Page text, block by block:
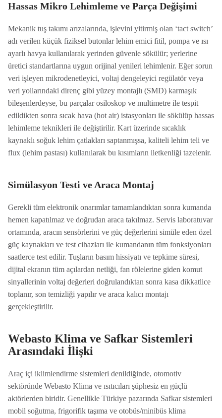
Hassas Mikro Lehimleme ve Parça Değişimi
Mekanik tuş takımı arızalarında, işlevini yitirmiş olan ‘tact switch’
adı verilen küçük fiziksel butonlar lehim emici fitil, pompa ve ısı
ayarlı havya kullanılarak yerinden güvenle sökülür; yerlerine
üretici standartlarına uygun orijinal yenileri lehimlenir. Eğer sorun
veri işleyen mikrodenetleyici, voltaj dengeleyici regülatör veya
veri yollarındaki direnç gibi yüzey montajlı (SMD) karmaşık
bileşenlerdeyse, bu parçalar osiloskop ve multimetre ile tespit
edildikten sonra sıcak hava (hot air) istasyonları ile sökülüp hassas
lehimleme teknikleri ile değiştirilir. Kart üzerinde sıcaklık
kaynaklı soğuk lehim çatlakları saptanmışsa, kaliteli lehim teli ve
flux (lehim pastası) kullanılarak bu kısımların iletkenliği tazelenir.
Simülasyon Testi ve Araca Montaj
Gerekli tüm elektronik onarımlar tamamlandıktan sonra kumanda
hemen kapatılmaz ve doğrudan araca takılmaz. Servis laboratuvar
ortamında, aracın sensörlerini ve güç değerlerini simüle eden özel
güç kaynakları ve test cihazları ile kumandanın tüm fonksiyonları
saatlerce test edilir. Tuşların basım hissiyatı ve tepkime süresi,
dijital ekranın tüm açılardan netliği, fan rölelerine giden komut
sinyallerinin voltaj değerleri doğrulandıktan sonra kasa dikkatlice
toplanır, son temizliği yapılır ve araca kalıcı montajı
gerçekleştirilir.
Webasto Klima ve Safkar Sistemleri
Arasındaki İlişki
Araç içi iklimlendirme sistemleri denildiğinde, otomotiv
sektöründe Webasto Klima ve ısıtıcıları şüphesiz en güçlü
aktörlerden biridir. Genellikle Türkiye pazarında Safkar sistemleri
mobil soğutma, frigorifik taşıma ve otobüs/minibüs klima